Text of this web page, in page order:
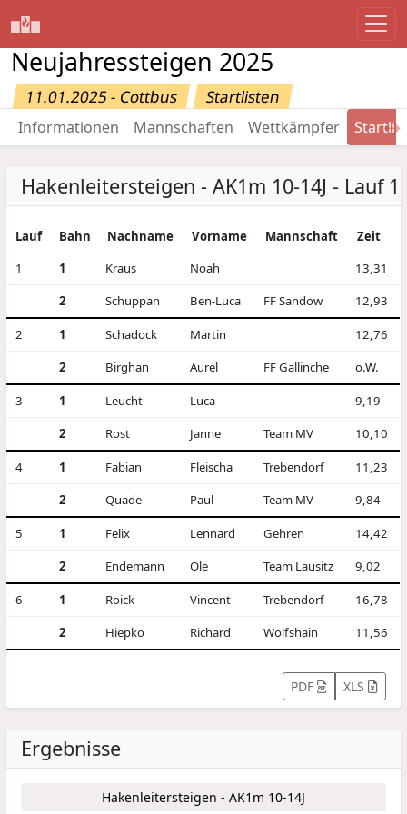
Neujahressteigen 2025
11.01.2025 - Cottbus Startlisten
Informationen Mannschaften Wettkämpfer →
Hakenleitersteigen - AK1m 10-14J - Lauf 1
Lauf Bahn Nachname Vorname Mannschaft
Zeit
1
1 Kraus Noah
13,31
2
Schuppan Ben-Luca FF Sandow 12,93
2 1 Schadock Martin
12,76
2
Birghan Aurel FF Gallinche o.W.
3 1 Leucht Luca
9,19
2
Rost Janne Team MV 10,10
4 1 Fabian Fleischa Trebendorf
11,23
2
Quade Paul Team MV 9,84
5 1 Felix Lennard Gehren
14,42
2
Endemann Ole Team Lausitz 9,02
6 1 Roick Vincent Trebendorf
16,78
2
Hiepko Richard Wolfshain 11,56
PDF XLS
Ergebnisse
Hakenleitersteigen - AK1m 10-14J